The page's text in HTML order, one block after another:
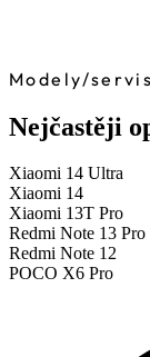
Modely/
Nejčastěji
Xiaomi 14 Ultra
Xiaomi 14
Xiaomi 13T Pro
Redmi Note 13 Pro
Redmi Note 12
POCO X6 Pro